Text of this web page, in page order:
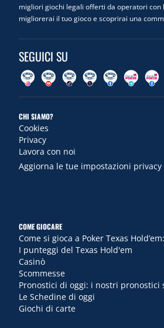
migliori giochi legali offerti da operatori con
migliorerai il tuo gioco e scoprirai una
SEGUICI SU
CHI SIAMO?
Cookies
Privacy
Lavora con noi
Aggiorna le tue impostazioni privacy
COME GIOCARE
Come si gioca a Poker Texas
I punteggi del Texas Hold'em
Casinò
Scommesse
Pronostici di oggi: i nostri pronostici
Le Schedine di oggi
Giochi di carte